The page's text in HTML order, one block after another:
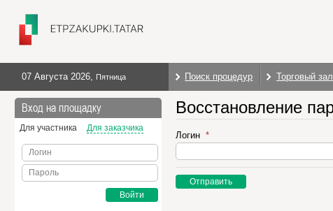
07 Августа 2026, Пятница Поиск процедур Торговый зал
Вход на площадку
Для участника Для заказчика
Логин
Пароль
Войти
Восстановление
Логин
Отправить